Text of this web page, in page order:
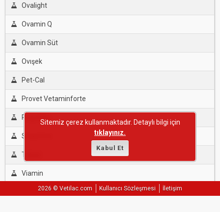
Ovalight
Ovamin Q
Ovamin Süt
Ovışek
Pet-Cal
Provet Vetaminforte
Reguleks
Stopstres
Tulpar
Viamin
2026 © Vetilac.com Kullanıcı Sözleşmesi İletişim
Sitemiz çerez kullanmaktadır. Detaylı bilgi için
tıklayınız.
Kabul Et